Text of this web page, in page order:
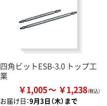
四角ビットESB-3.0 トップ工
業
￥1,005 ￥1,238
お届け日：9月3日（木）まで